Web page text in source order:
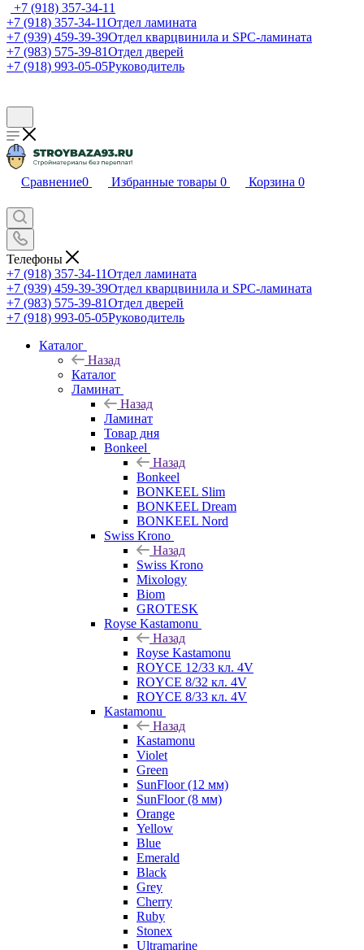
+7 (918) 357-34-11
+7 (918) 357-34-11Отдел ламината
+7 (939) 459-39-39Отдел кварцвинила и SPC-ламината
+7 (983) 575-39-81Отдел дверей
+7 (918) 993-05-05Руководитель
Сравнение0 Избранные товары 0 Корзина 0
Телефоны
+7 (918) 357-34-11Отдел ламината
+7 (939) 459-39-39Отдел кварцвинила и SPC-ламината
+7 (983) 575-39-81Отдел дверей
+7 (918) 993-05-05Руководитель
Каталог
Назад
Каталог
Ламинат
Назад
Ламинат
Товар дня
Bonkeel
Назад
Bonkeel
BONKEEL Slim
BONKEEL Dream
BONKEEL Nord
Swiss Krono
Назад
Swiss Krono
Mixology
Biom
GROTESK
Royse Kastamonu
Назад
Royse Kastamonu
ROYCE 12/33 кл. 4V
ROYCE 8/32 кл. 4V
ROYCE 8/33 кл. 4V
Kastamonu
Назад
Kastamonu
Violet
Green
SunFloor (12 мм)
SunFloor (8 мм)
Orange
Yellow
Blue
Emerald
Black
Grey
Cherry
Ruby
Stonex
Ultramarine